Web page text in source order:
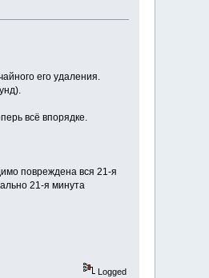
его удаления.
всё впорядке.
повреждена вся 21-я
21-я минута
Logged